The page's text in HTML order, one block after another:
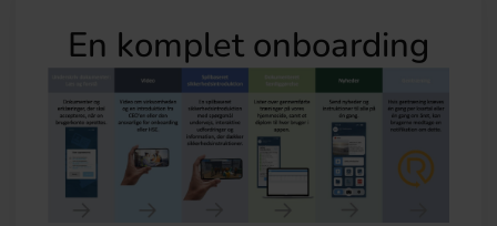
En komplet onboarding